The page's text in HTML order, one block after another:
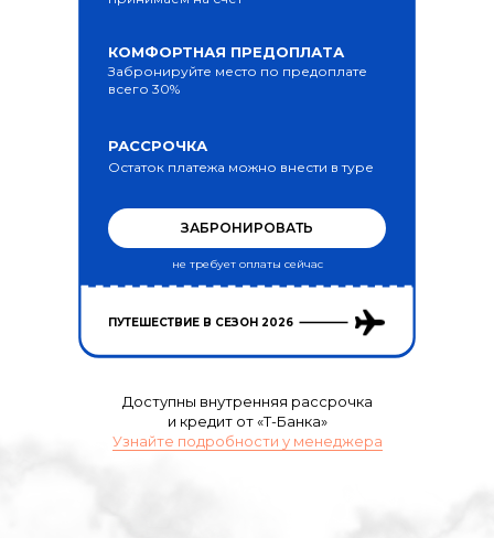
не требует оплаты сейчас
ЗАБРОНИРОВАТЬ
Остаток платежа можно внести в туре
РАССРОЧКА
Забронируйте место по предоплате
всего 30%
КОМФОРТНАЯ ПРЕДОПЛАТА
ПУТЕШЕСТВИЕ В СЕЗОН 2026
Доступны внутренняя рассрочка
и кредит от «Т-Банка»
Узнайте подробности у менеджера